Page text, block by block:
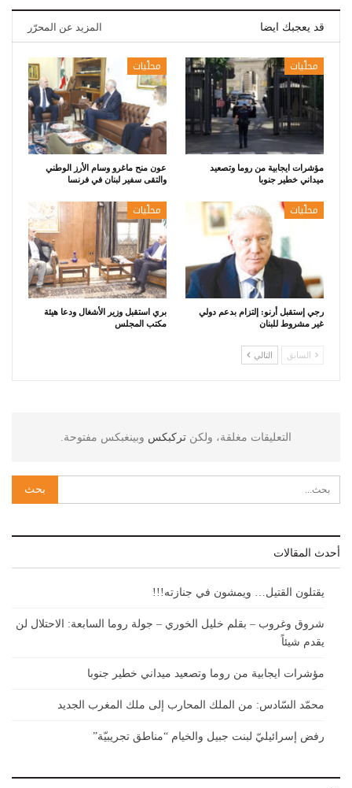
قد يعجبك ايضا المزيد عن المحرّر
محلّيات
مؤشرات ايجابية من روما وتصعيد
ميداني خطير جنوبا
محلّيات
عون منح ماغرو وسام الأرز الوطني
والتقى سفير لبنان في فرنسا
محلّيات
رجي إستقبل أرنو: إلتزام بدعم دولي
غير مشروط للبنان
محلّيات
بري استقبل وزير الأشغال ودعا هيئة
مكتب المجلس
السابق التالي
التعليقات مغلقة، ولكن تركبكس وبينغبكس مفتوحة.
أحدث المقالات
يقتلون القتيل… ويمشون في جنازته!!!
شروق وغروب – بقلم خليل الخوري – جولة روما السابعة: الاحتلال لن
يقدم شيئاً
مؤشرات ايجابية من روما وتصعيد ميداني خطير جنوبا
محمّد السّادس: من الملك المحارب إلى ملك المغرب الجديد
رفض إسرائيليّ لبنت جبيل والخيام “مناطق تجريبيّة”